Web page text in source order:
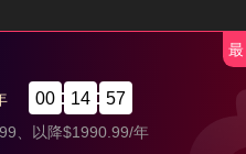
00 14 57
、以降$1990.99/年